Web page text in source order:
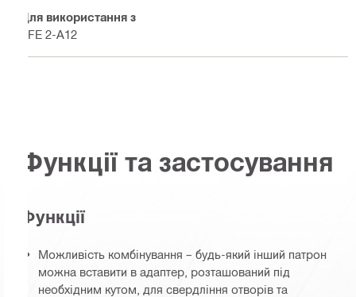
Для використання з
SFE 2-A12
Функції та застосування
Функції
Можливість комбінування – будь-який інший патрон
можна вставити в адаптер, розташований під
необхідним кутом, для свердління отворів та